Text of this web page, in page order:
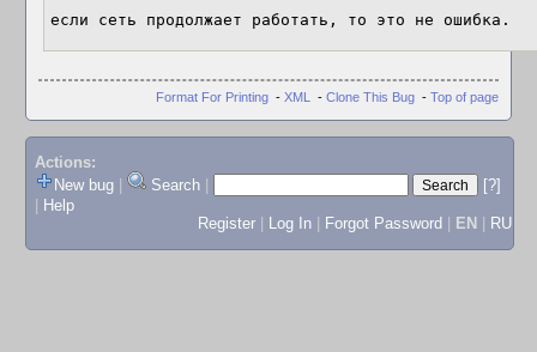
если сеть продолжает работать, то это не ошибка.
Format For Printing - XML - Clone This Bug - Top of page
Actions:
New bug
Search
[?]
Help
Register
Log In Forgot Password EN RU